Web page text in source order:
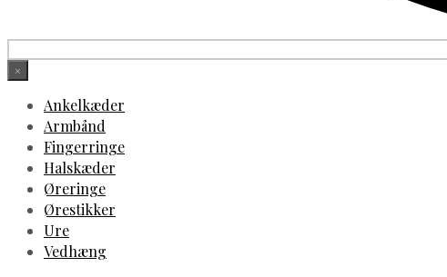
×
Ankelkæder
Armbånd
Fingerringe
Halskæder
Øreringe
Ørestikker
Ure
Vedhæng